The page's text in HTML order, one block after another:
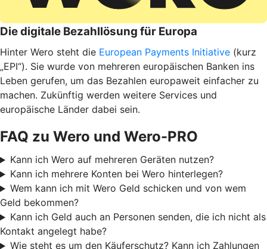
Die digitale Bezahllösung für Europa
Hinter Wero steht die European Payments Initiative (kurz
„EPI“). Sie wurde von mehreren europäischen Banken ins
Leben gerufen, um das Bezahlen europaweit einfacher zu
machen. Zukünftig werden weitere Services und
europäische Länder dabei sein.
FAQ zu Wero und Wero-PRO
Kann ich Wero auf mehreren Geräten nutzen?
Kann ich mehrere Konten bei Wero hinterlegen?
Wem kann ich mit Wero Geld schicken und von wem
Geld bekommen?
Kann ich Geld auch an Personen senden, die ich nicht als
Kontakt angelegt habe?
Wie steht es um den Käuferschutz? Kann ich Zahlungen